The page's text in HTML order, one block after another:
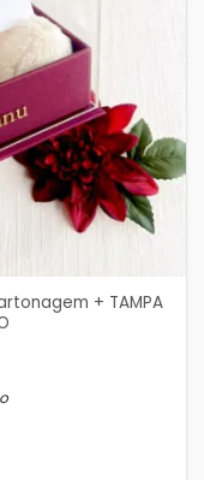
+ TAMPA